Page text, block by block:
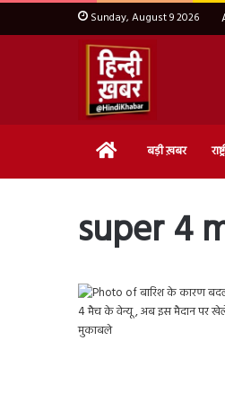
Sunday, August 9 2026
Home बड़ी ख़बर
super 4